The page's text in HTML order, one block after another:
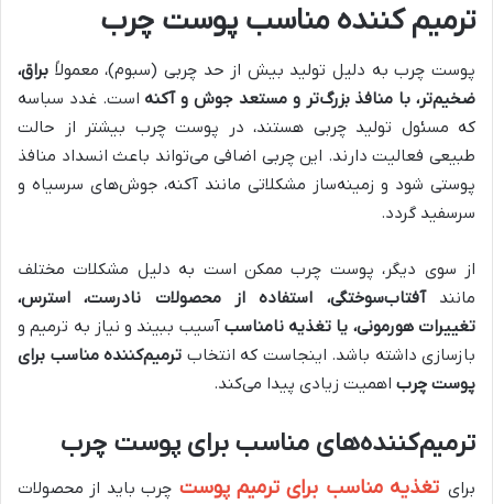
ترمیم کننده مناسب پوست چرب
پوست چرب به دلیل تولید بیش از حد چربی (سبوم)، معمولاً براق،
ضخیم‌تر، با منافذ بزرگ‌تر و مستعد جوش و آکنه است. غدد سباسه
که مسئول تولید چربی هستند، در پوست چرب بیشتر از حالت
طبیعی فعالیت دارند. این چربی اضافی می‌تواند باعث انسداد منافذ
پوستی شود و زمینه‌ساز مشکلاتی مانند آکنه، جوش‌های سرسیاه و
سرسفید گردد.
از سوی دیگر، پوست چرب ممکن است به دلیل مشکلات مختلف
مانندآفتاب‌سوختگی، استفاده از محصولات نادرست، استرس،
تغییرات هورمونی، یا تغذیه نامناسب آسیب ببیند و نیاز به ترمیم و
بازسازی داشته باشد. اینجاست که انتخاب ترمیم‌کننده مناسب برای
پوست چرب اهمیت زیادی پیدا می‌کند.
ترمیم‌کننده‌های مناسب برای پوست چرب
برای تغذیه مناسب برای ترمیم پوست چرب باید از محصولات